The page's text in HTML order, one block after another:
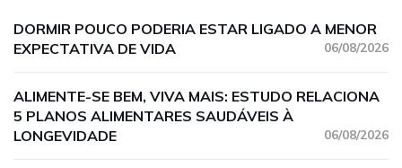
DORMIR POUCO PODERIA ESTAR LIGADO A MENOR
EXPECTATIVA DE VIDA
06/08/2026
ALIMENTE-SE BEM, VIVA MAIS: ESTUDO RELACIONA
5 PLANOS ALIMENTARES SAUDÁVEIS À
LONGEVIDADE
06/08/2026